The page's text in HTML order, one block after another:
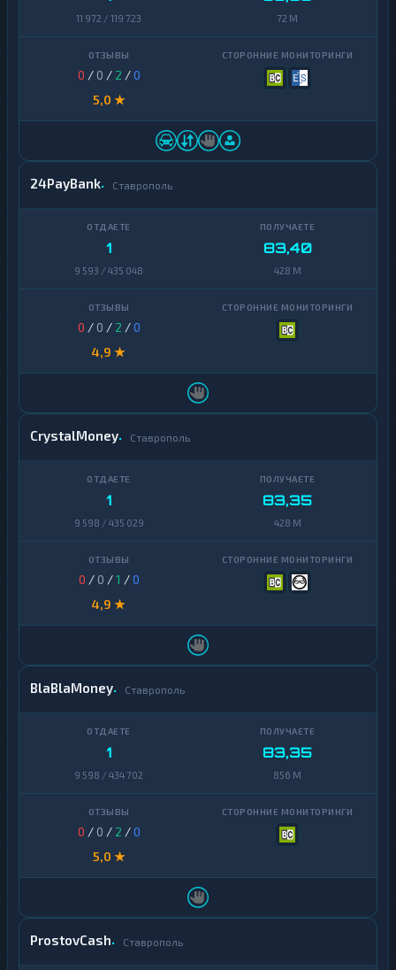
11 972 / 119 723 72 M
0 / 0 / 2 /0
5,0 ★
24PayBank Ставрополь
1
9 593 / 435 048
83,40
428 M
0 / 0 / 2 /0
4,9 ★
CrystalMoney Ставрополь
1
9 598 / 435 029
83,35
428 M
0 / 0 /1 /0
4,9 ★
BlaBlaMoney Ставрополь
1
9 598 / 434 702
83,35
856 M
0 / 0 / 2 /0
5,0 ★
ProstovCash Ставрополь